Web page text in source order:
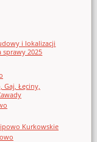
i lokalizacji
sprawy 2025
Łęciny,
Kurkowskie